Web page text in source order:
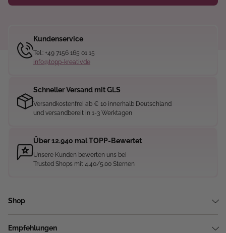
Kundenservice
Tel.: +49 7156 165 01 15
info@topp-kreativ.de
Schneller Versand mit GLS
Versandkostenfrei ab € 10 innerhalb Deutschland
und versandbereit in 1-3 Werktagen
Über 12.940 mal TOPP-Bewertet
Unsere Kunden bewerten uns bei
Trusted Shops mit 4.40/5.00 Sternen
Shop
Empfehlungen